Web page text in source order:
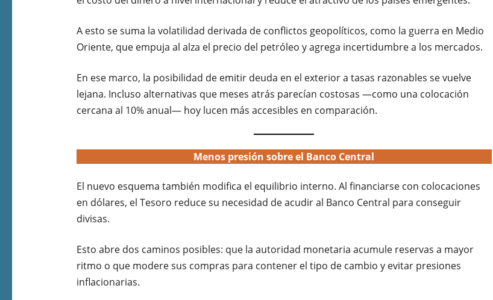
A esto se suma la volatilidad derivada de conflictos geopolíticos, como la guerra en Medio
Oriente, que empuja al alza el precio del petróleo y agrega incertidumbre a los mercados.
En ese marco, la posibilidad de emitir deuda en el exterior a tasas razonables se vuelve
lejana. Incluso alternativas que meses atrás parecían costosas —como una colocación
cercana al 10% anual— hoy lucen más accesibles en comparación.
Menos presión sobre el Banco Central
El nuevo esquema también modifica el equilibrio interno. Al financiarse con colocaciones
en dólares, el Tesoro reduce su necesidad de acudir al Banco Central para conseguir
divisas.
Esto abre dos caminos posibles: que la autoridad monetaria acumule reservas a mayor
ritmo o que modere sus compras para contener el tipo de cambio y evitar presiones
inflacionarias.